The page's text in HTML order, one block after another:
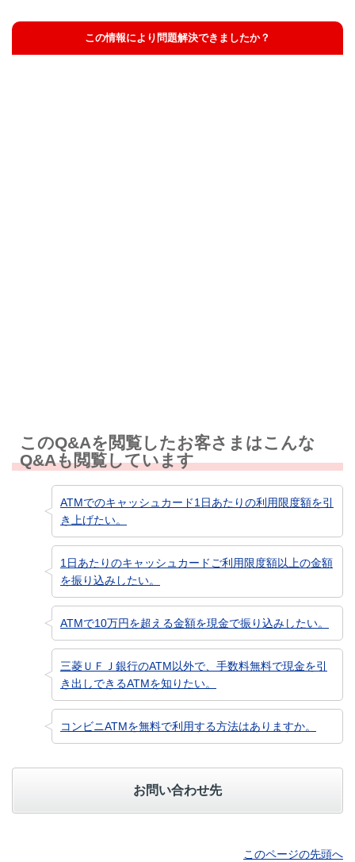
この情報により問題解決できましたか？
このQ&Aを閲覧したお客さまはこんな
Q&Aも閲覧しています
ATMでのキャッシュカード1日あたりの利用限度額を引
き上げたい。
1日あたりのキャッシュカードご利用限度額以上の金額
を振り込みしたい。
ATMで10万円を超える金額を現金で振り込みしたい。
三菱ＵＦＪ銀行のATM以外で、手数料無料で現金を引
き出しできるATMを知りたい。
コンビニATMを無料で利用する方法はありますか。
お問い合わせ先
このページの先頭へ